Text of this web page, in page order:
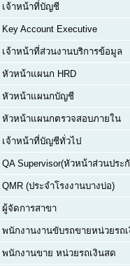
เจ้าหน้าที่บัญชี
Key Account Executive
เจ้าหน้าที่ส่วนงานบริการข้อมูล
หัวหน้าแผนก HRD
หัวหน้าแผนกบัญชี
หัวหน้าแผนกตรวจสอบภายใน
เจ้าหน้าที่บัญชีทั่วไป
QA Supervisor(หัวหน้าส่วนปร
QMR (ประจำโรงงานบางบ่อ)
ผู้จัดการสาขา
พนักงานงานขับรถขายหน่วยรถ
พนักงานขาย หน่วยรถเงินสด